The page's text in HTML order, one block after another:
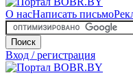
О насНаписать письмо
Поиск
Вход / регистрация